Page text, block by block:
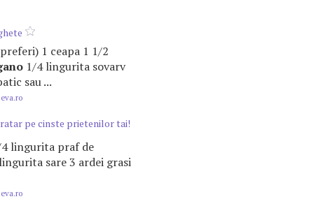
1 ceapa 1 1/2
1/4 lingurita sovarv
sau ...
pe cinste prietenilor tai!
lingurita praf de
sare 3 ardei grasi